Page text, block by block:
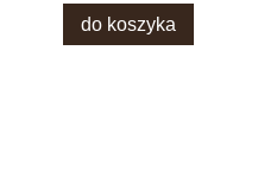
do koszyka